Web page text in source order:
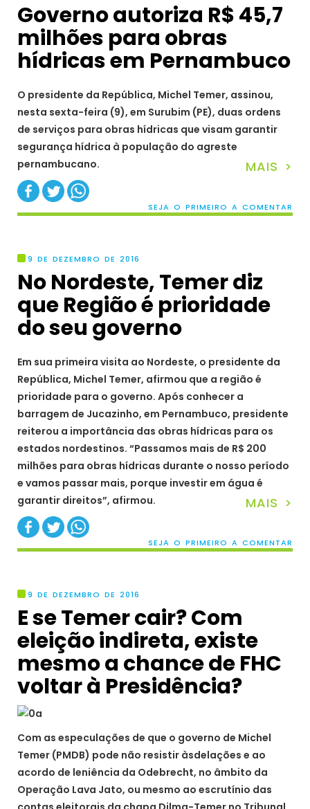
Governo autoriza R$ 45,7
milhões para obras
hídricas em Pernambuco
O presidente da República, Michel Temer, assinou,
nesta sexta-feira (9), em Surubim (PE), duas ordens
de serviços para obras hídricas que visam garantir
segurança hídrica à população do agreste
pernambucano.
MAIS >
SEJA O PRIMEIRO A COMENTAR
9 DE DEZEMBRO DE 2016
No Nordeste, Temer diz
que Região é prioridade
do seu governo
Em sua primeira visita ao Nordeste, o presidente da
República, Michel Temer, afirmou que a região é
prioridade para o governo. Após conhecer a
barragem de Jucazinho, em Pernambuco, presidente
reiterou a importância das obras hídricas para os
estados nordestinos. “Passamos mais de R$ 200
milhões para obras hídricas durante o nosso período
e vamos passar mais, porque investir em água é
garantir direitos”, afirmou.
MAIS >
SEJA O PRIMEIRO A COMENTAR
9 DE DEZEMBRO DE 2016
E se Temer cair? Com
eleição indireta, existe
mesmo a chance de FHC
voltar à Presidência?
Com as especulações de que o governo de Michel
Temer (PMDB) pode não resistir àsdelações e ao
acordo de leniência da Odebrecht, no âmbito da
Operação Lava Jato, ou mesmo ao escrutínio das